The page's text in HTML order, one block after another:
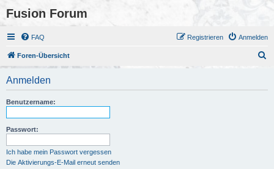
Fusion Forum
FAQ Anmelden
Registrieren
Foren-Übersicht
Anmelden
Benutzername:
Passwort:
Ich habe mein Passwort vergessen
Die Aktivierungs-E-Mail erneut senden